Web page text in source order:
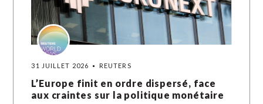
31 JUILLET 2026 REUTERS
L’Europe finit en ordre dispersé, face
aux craintes sur la politique monétaire